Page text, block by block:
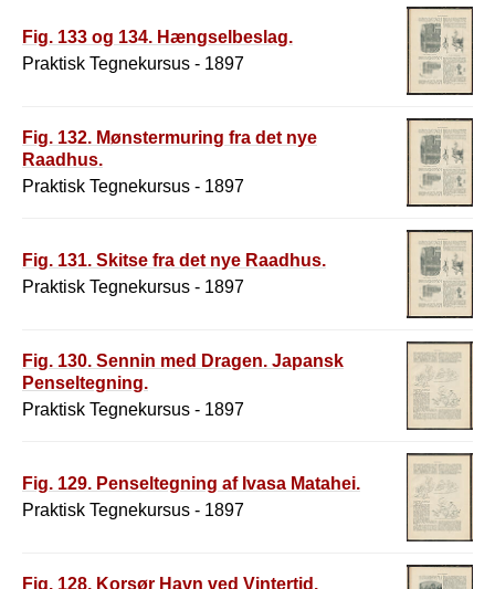
Fig. 133 og 134. Hængselbeslag.
Praktisk Tegnekursus - 1897
Fig. 132. Mønstermuring fra det nye
Raadhus.
Praktisk Tegnekursus - 1897
Fig. 131. Skitse fra det nye Raadhus.
Praktisk Tegnekursus - 1897
Fig. 130. Sennin med Dragen. Japansk
Penseltegning.
Praktisk Tegnekursus - 1897
Fig. 129. Penseltegning af Ivasa Matahei.
Praktisk Tegnekursus - 1897
Fig. 128. Korsør Havn ved Vintertid.